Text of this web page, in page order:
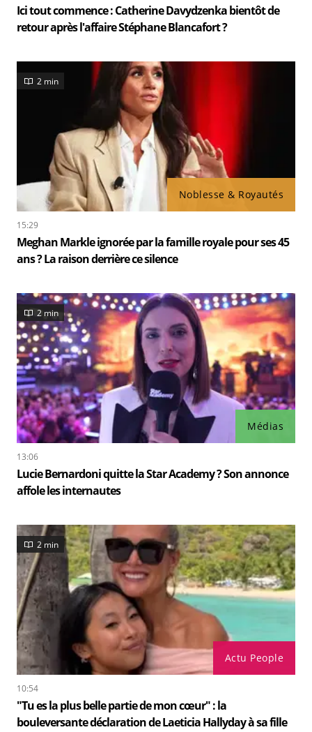
Ici tout commence : Catherine Davydzenka bientôt de
retour après l'affaire Stéphane Blancafort ?
Noblesse & Royautés
2 min
15:29
Meghan Markle ignorée par la famille royale pour ses 45
ans ? La raison derrière ce silence
Médias
2 min
13:06
Lucie Bernardoni quitte la Star Academy ? Son annonce
affole les internautes
Actu People
2 min
10:54
"Tu es la plus belle partie de mon cœur" : la
bouleversante déclaration de Laeticia Hallyday à sa fille